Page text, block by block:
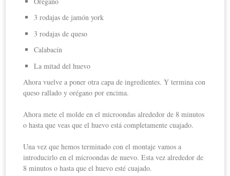
3 rodajas de jamón york
3 rodajas de queso
Calabacín
La mitad del huevo
Ahora vuelve a poner otra capa de ingredientes. Y termina con
queso rallado y orégano por encima.
Ahora mete el molde en el microondas alrededor de 8 minutos
o hasta que veas que el huevo está completamente cuajado.
Una vez que hemos terminado con el montaje vamos a
introducirlo en el microondas de nuevo. Esta vez alrededor de
8 minutos o hasta que el huevo esté cuajado.